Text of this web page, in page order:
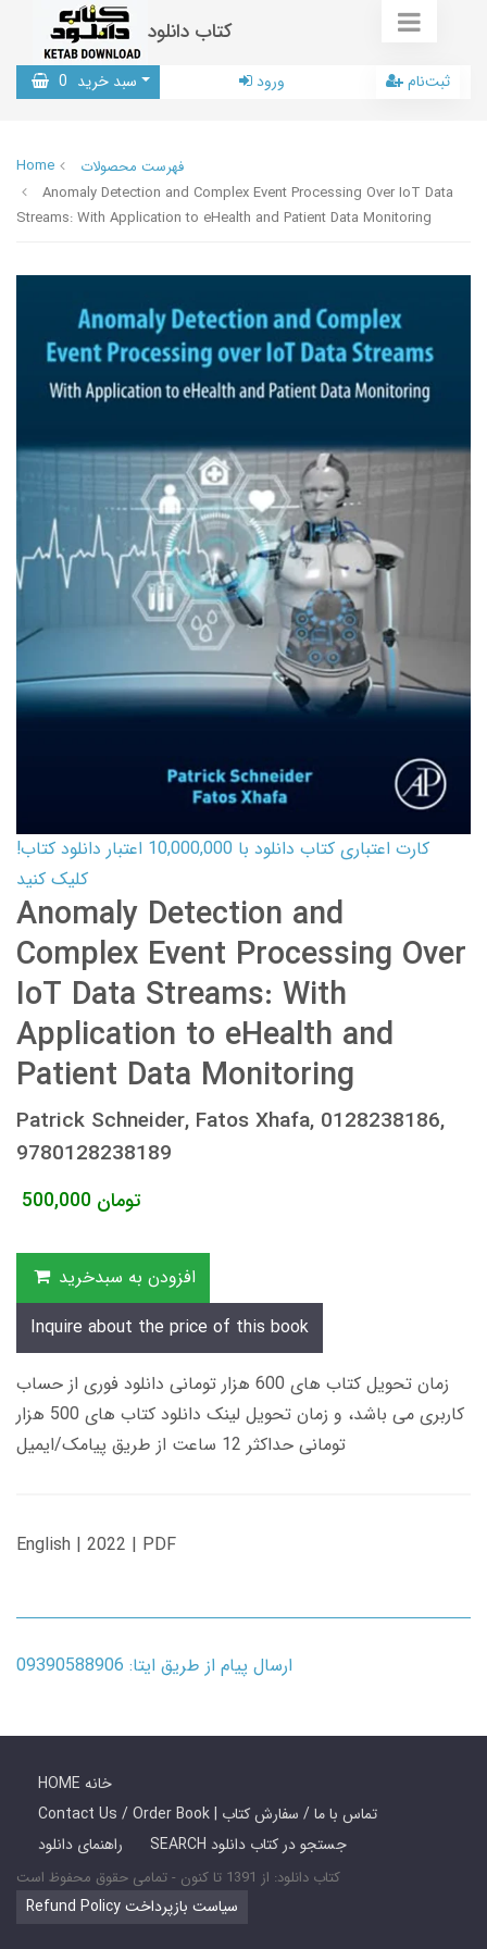
کتاب دانلود
سبد خرید 0 ورود ثبت‌نام
Home
فهرست محصولات
Anomaly Detection and Complex Event Processing Over IoT Data
Streams: With Application to eHealth and Patient Data Monitoring
کارت اعتباری کتاب دانلود با 10,000,000 اعتبار دانلود کتاب!
کلیک کنید
Anomaly Detection and
Complex Event Processing Over
IoT Data Streams: With
Application to eHealth and
Patient Data Monitoring
Patrick Schneider, Fatos Xhafa, 0128238186,
9780128238189
500,000 تومان
افزودن به سبدخرید
Inquire about the price of this book
زمان تحویل کتاب های 600 هزار تومانی دانلود فوری از حساب
کاربری می باشد، و زمان تحویل لینک دانلود کتاب های 500 هزار
تومانی حداکثر 12 ساعت از طریق پیامک/ایمیل
English | 2022 | PDF
ارسال پیام از طریق ایتا: 09390588906
HOME خانه
Contact Us / Order Book | تماس با ما / سفارش کتاب
راهنمای دانلود
SEARCH جستجو در کتاب دانلود
کتاب دانلود: از 1391 تا کنون - تمامی حقوق محفوظ است
Refund Policy سیاست بازپرداخت